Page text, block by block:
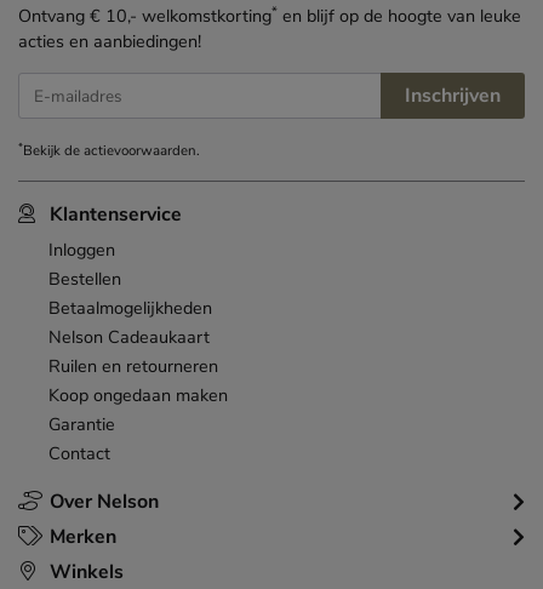
Over Nelson
Klantenservice
Inloggen
Bestellen
Betaalmogelijkheden
Nelson Cadeaukaart
Ruilen en retourneren
Koop ongedaan maken
Garantie
Contact
Merken
Winkels
Ontvang € 10,- welkomstkorting* en blijf op de hoogte van leuke
acties en aanbiedingen!
E-mailadres Inschrijven
*Bekijk deactievoorwaarden.